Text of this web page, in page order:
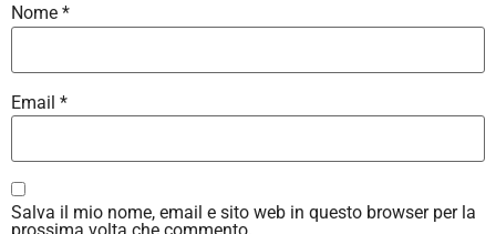
Nome *
Email *
Salva il mio nome, email e sito web in questo browser per la